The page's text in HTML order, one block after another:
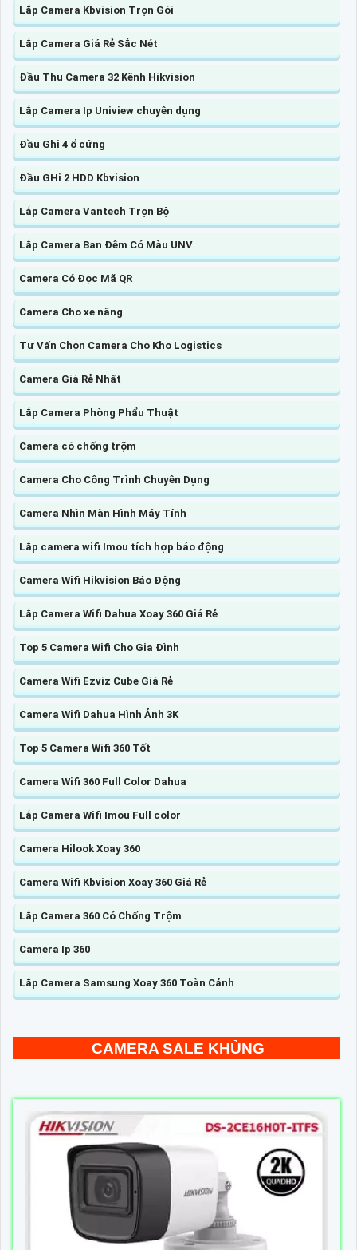
Lắp Camera Kbvision Trọn Gói
Lắp Camera Giá Rẻ Sắc Nét
Đầu Thu Camera 32 Kênh Hikvision
Lắp Camera Ip Uniview chuyên dụng
Đầu Ghi 4 ổ cứng
Đầu GHi 2 HDD Kbvision
Lắp Camera Vantech Trọn Bộ
Lắp Camera Ban Đêm Có Màu UNV
Camera Có Đọc Mã QR
Camera Cho xe nâng
Tư Vấn Chọn Camera Cho Kho Logistics
Camera Giá Rẻ Nhất
Lắp Camera Phòng Phẩu Thuật
Camera có chống trộm
Camera Cho Công Trình Chuyên Dụng
Camera Nhìn Màn Hình Máy Tính
Lắp camera wifi Imou tích hợp báo động
Camera Wifi Hikvision Báo Động
Lắp Camera Wifi Dahua Xoay 360 Giá Rẻ
Top 5 Camera Wifi Cho Gia Đình
Camera Wifi Ezviz Cube Giá Rẻ
Camera Wifi Dahua Hình Ảnh 3K
Top 5 Camera Wifi 360 Tốt
Camera Wifi 360 Full Color Dahua
Lắp Camera Wifi Imou Full color
Camera Hilook Xoay 360
Camera Wifi Kbvision Xoay 360 Giá Rẻ
Lắp Camera 360 Có Chống Trộm
Camera Ip 360
Lắp Camera Samsung Xoay 360 Toàn Cảnh
CAMERA SALE KHỦNG